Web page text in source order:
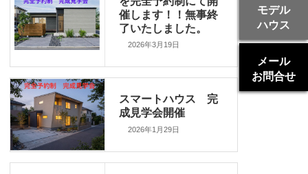
催します！！無事終
了いたしました。
2026年3月19日
スマートハウス 完
成見学会開催
2026年1月29日
モデル
ハウス
メール
お問合せ